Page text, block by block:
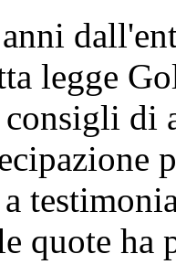
legge
di
quote